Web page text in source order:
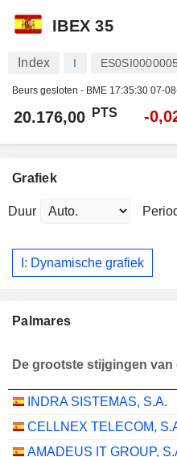
IBEX 35
Index I ES0SI0000005
Beurs gesloten - BME 17:35:30 07-
20.176,00 PTS -
Grafiek
Duur
I: Dynamische grafiek
Palmares
De grootste stijgingen van
INDRA SISTEMAS, S.A.
CELLNEX TELECOM,
AMADEUS IT GROUP,